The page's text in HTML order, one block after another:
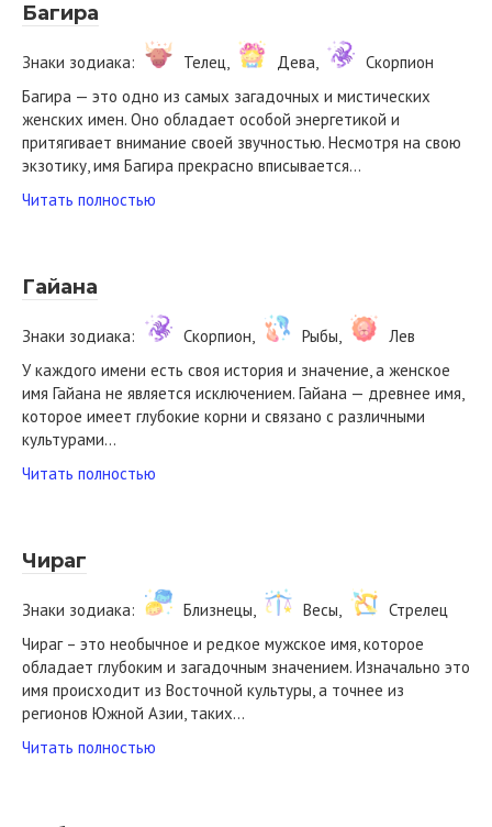
Багира
Знаки зодиака: Телец, Дева,
Скорпион
Багира — это одно из самых загадочных и мистических
женских имен. Оно обладает особой энергетикой и
притягивает внимание своей звучностью. Несмотря на свою
экзотику, имя Багира прекрасно вписывается…
Читать полностью
Гайана
Знаки зодиака: Скорпион, Рыбы,
Лев
У каждого имени есть своя история и значение, а женское
имя Гайана не является исключением. Гайана — древнее имя,
которое имеет глубокие корни и связано с различными
культурами…
Читать полностью
Чираг
Знаки зодиака: Близнецы, Весы,
Стрелец
Чираг – это необычное и редкое мужское имя, которое
обладает глубоким и загадочным значением. Изначально это
имя происходит из Восточной культуры, а точнее из
регионов Южной Азии, таких…
Читать полностью